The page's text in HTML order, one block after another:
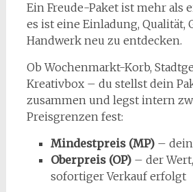
Ein Freude-Paket ist mehr als
es ist eine Einladung, Qualität,
Handwerk neu zu entdecken.
Ob Wochenmarkt-Korb,
Kreativbox – du stellst dein
zusammen und legst intern
Preisgrenzen fest:
Mindestpreis (MP)– dein
Oberpreis (OP)– der
sofortiger Verkauf erfolgt